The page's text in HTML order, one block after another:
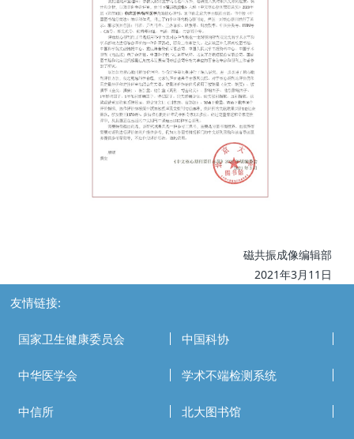
磁共振成像编辑部
2021年3月11日
友情链接:
国家卫生健康委员会 中国科协
中华医学会 学术不端检测系统
中信所 北大图书馆